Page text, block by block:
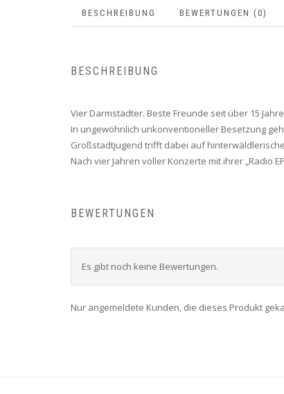
BESCHREIBUNG BEWERTUNGEN (0)
BESCHREIBUNG
Vier Darmstädter. Beste Freunde seit über 15
In ungewöhnlich unkonventioneller Besetzung
Großstadtjugend trifft dabei auf
Nach vier Jahren voller Konzerte mit ihrer „Radio
BEWERTUNGEN
Es gibt noch keine Bewertungen.
Nur angemeldete Kunden, die dieses Produkt